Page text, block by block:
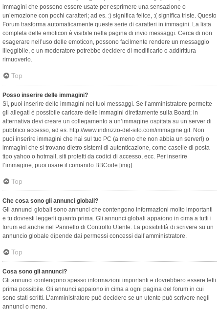
immagini che possono essere usate per esprimere una sensazione o
un’emozione con pochi caratteri; ad es. :) significa felice, :( significa triste. Questo
Forum trasforma automaticamente queste serie di caratteri in immagini. La lista
completa delle emoticon è visibile nella pagina di invio messaggi. Cerca di non
esagerare nell’uso delle emoticon, possono facilmente rendere un messaggio
illeggibile, e un moderatore potrebbe decidere di modificarlo o addirittura
rimuoverlo.
Top
Posso inserire delle immagini?
Sì, puoi inserire delle immagini nei tuoi messaggi. Se l’amministratore permette
gli allegati è possibile caricare delle immagini direttamente sulla Board; in
alternativa devi creare un collegamento a un’immagine ospitata su un server di
pubblico accesso, ad es. http://www.indirizzo-del-sito.com/immagine.gif. Non
puoi inserire immagini che hai sul tuo PC (a meno che non abbia un server!) o
immagini che si trovano dietro sistemi di autenticazione, come caselle di posta
tipo yahoo o hotmail, siti protetti da codici di accesso, ecc. Per inserire
l’immagine, puoi usare il comando BBCode [img].
Top
Che cosa sono gli annunci globali?
Gli annunci globali sono annunci che contengono informazioni molto importanti
e tu dovresti leggerli quanto prima. Gli annunci globali appaiono in cima a tutti i
forum ed anche nel Pannello di Controllo Utente. La possibilità di scrivere su un
annuncio globale dipende dai permessi concessi dall’amministratore.
Top
Cosa sono gli annunci?
Gli annunci contengono spesso informazioni importanti e dovrebbero essere letti
prima possibile. Gli annunci appaiono in cima a ogni pagina del forum in cui
sono stati scritti. L’amministratore può decidere se un utente può scrivere negli
annunci o meno.